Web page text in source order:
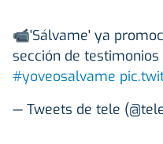
📹'Sálvame' ya
sección de
#yoveosalvame
— Tweets de tele